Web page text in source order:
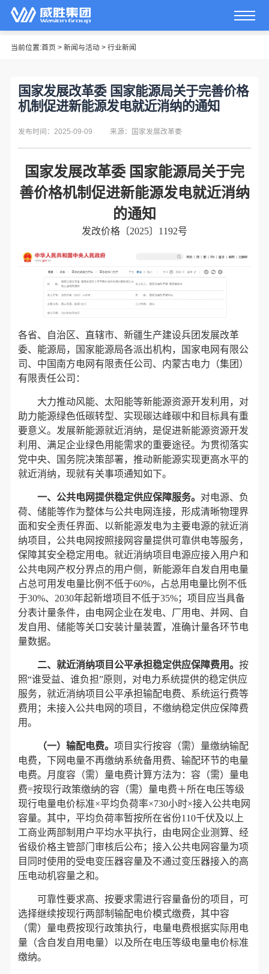
当前位置:首页 > 新闻与活动> 行业新闻
国家发展改革委 国家能源局关于完善价格
机制促进新能源发电就近消纳的通知
发布时间：2025-09-09 来源：国家发展改革委
国家发展改革委 国家能源局关于完
善价格机制促进新能源发电就近消纳
的通知
发改价格〔2025〕1192号
各省、自治区、直辖市、新疆生产建设兵团发展改革
委、能源局，国家能源局各派出机构，国家电网有限公
司、中国南方电网有限责任公司、内蒙古电力（集团）
有限责任公司：
大力推动风能、太阳能等新能源资源开发利用，对
助力能源绿色低碳转型、实现碳达峰碳中和目标具有重
要意义。发展新能源就近消纳，是促进新能源资源开发
利用、满足企业绿色用能需求的重要途径。为贯彻落实
党中央、国务院决策部署，推动新能源实现更高水平的
就近消纳，现就有关事项通知如下。
一、公共电网提供稳定供应保障服务。 对电源、负
荷、储能等作为整体与公共电网连接，形成清晰物理界
面和安全责任界面、以新能源发电为主要电源的就近消
纳项目，公共电网按照接网容量提供可靠供电等服务，
保障其安全稳定用电。就近消纳项目电源应接入用户和
公共电网产权分界点的用户侧，新能源年自发自用电量
占总可用发电量比例不低于60%，占总用电量比例不低
于30%、2030年起新增项目不低于35%；项目应当具备
分表计量条件，由电网企业在发电、厂用电、并网、自
发自用、储能等关口安装计量装置，准确计量各环节电
量数据。
二、就近消纳项目公平承担稳定供应保障费用。按
照“谁受益、谁负担”原则，对电力系统提供的稳定供应
服务，就近消纳项目公平承担输配电费、系统运行费等
费用；未接入公共电网的项目，不缴纳稳定供应保障费
用。
（一）输配电费。项目实行按容（需）量缴纳输配
电费，下网电量不再缴纳系统备用费、输配环节的电量
电费。月度容（需）量电费计算方法为：容（需）量电
费=按现行政策缴纳的容（需）量电费＋所在电压等级
现行电量电价标准×平均负荷率×730小时×接入公共电网
容量。其中，平均负荷率暂按所在省份110千伏及以上
工商业两部制用户平均水平执行，由电网企业测算、经
省级价格主管部门审核后公布；接入公共电网容量为项
目同时使用的受电变压器容量及不通过变压器接入的高
压电动机容量之和。
可靠性要求高、按要求需进行容量备份的项目，可
选择继续按现行两部制输配电价模式缴费，其中容
（需）量电费按现行政策执行，电量电费根据实际用电
量（含自发自用电量）以及所在电压等级电量电价标准
缴纳。